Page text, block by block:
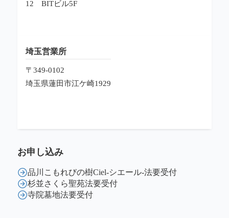
12BITビル5F
埼玉営業所
〒349-0102
埼玉県蓮田市江ケ崎1929
お申し込み
品川こもれびの樹Ciel-シエール-法要受付
杉並さくら聖苑法要受付
寺院墓地法要受付